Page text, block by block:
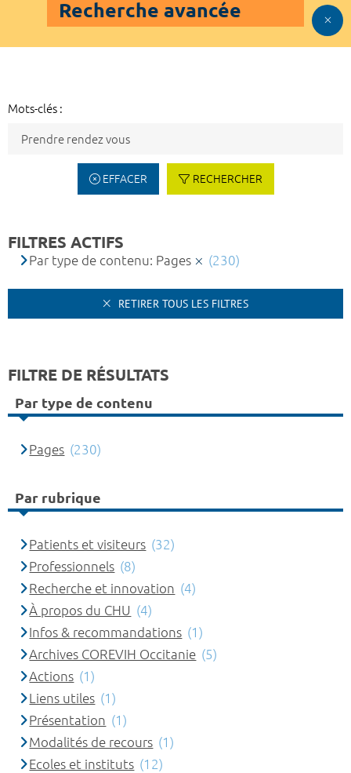
Recherche avancée
Mots-clés :
EFFACER RECHERCHER
FILTRES ACTIFS
Par type de contenu: Pages (230)
RETIRER TOUS LES FILTRES
FILTRE DE RÉSULTATS
Par type de contenu
Pages (230)
Par rubrique
Patients et visiteurs (32)
Professionnels (8)
Recherche et innovation (4)
À propos du CHU (4)
Infos & recommandations (1)
Archives COREVIH Occitanie (5)
Actions (1)
Liens utiles (1)
Présentation (1)
Modalités de recours (1)
Ecoles et instituts (12)